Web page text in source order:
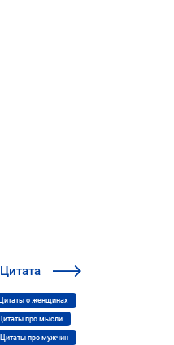
Цитата
Цитаты о женщинах
Цитаты про мысли
Цитаты про мужчин